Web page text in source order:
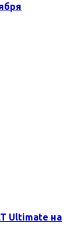
Ultimate на